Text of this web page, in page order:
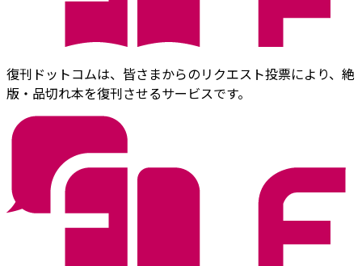
復刊ドットコムは、皆さまからのリクエスト投票により、絶
版・品切れ本を復刊させるサービスです。